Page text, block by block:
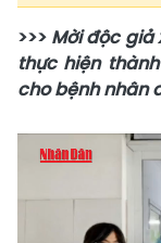
>>> Mời độc giả
thực hiện
cho bệnh nhân